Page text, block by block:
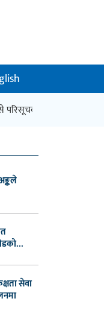
दोहोरो अङ्कले घट्यो
सेवा